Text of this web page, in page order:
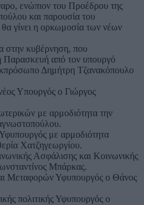
ενώπιον του Προέδρου της
και παρουσία του
γίνει η ορκωμοσία των νέων
στην κυβέρνηση, που
Παρασκευή από τον υπουργό
Δημήτρη Τζανακόπουλο
Υπουργός ο Γιώργος
με αρμοδιότητα την
με αρμοδιότητα
Χατζηγεωργίου.
Ασφάλισης και Κοινωνικής
Μπάρκας.
Μεταφορών Υφυπουργός ο Θάνος
πολιτικής Υφυπουργός ο